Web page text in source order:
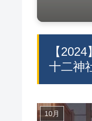
【
十二神
10月